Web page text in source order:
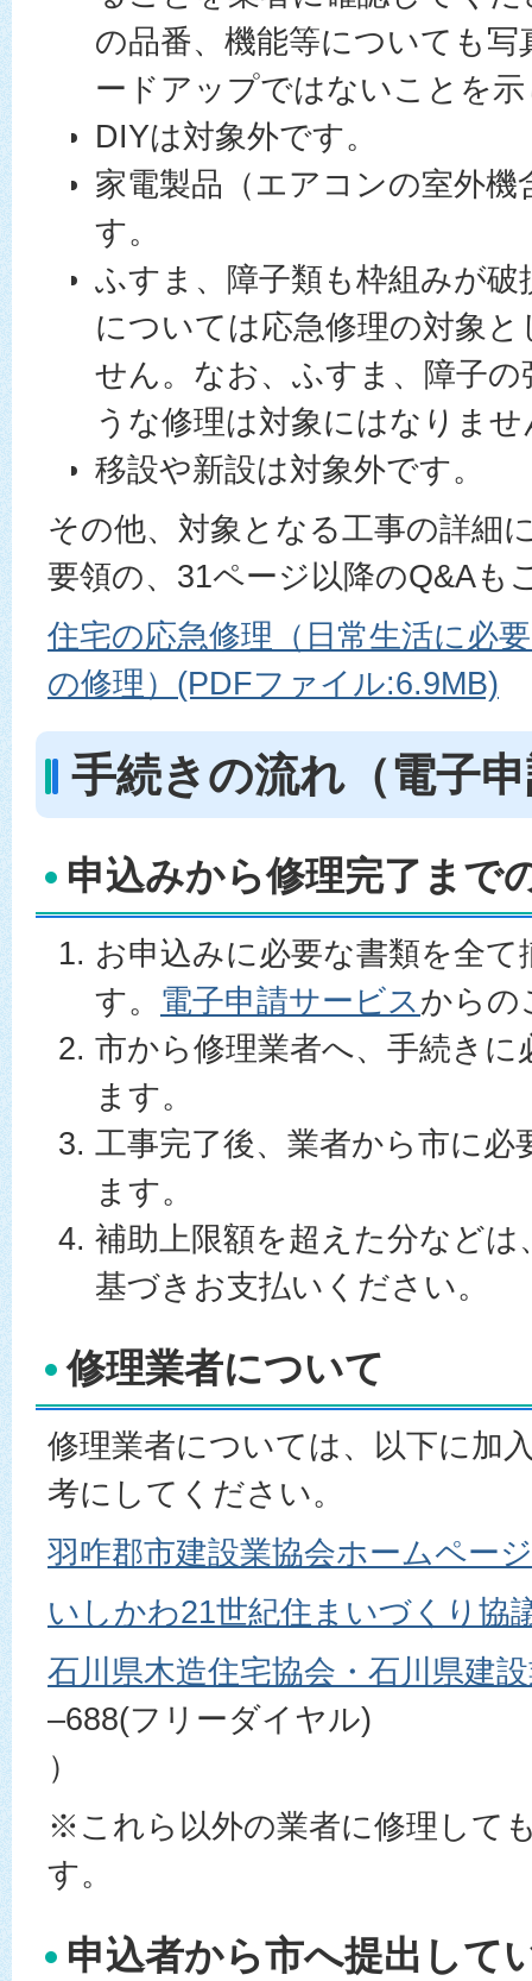
の品番、機能等についても
ードアップではないことを
DIYは対象外です。
家電製品（エアコンの室外機
す。
ふすま、障子類も枠組みが
については応急修理の対象
せん。なお、ふすま、障子
うな修理は対象にはなりませ
移設や新設は対象外です。
その他、対象となる工事の詳細
要領の、31ページ以降のQ&Aも
住宅の応急修理（日常生活に必
の修理）(PDFファイル:6.9MB)
手続きの流れ（電子
申込みから修理完了まで
お申込みに必要な書類を全
す。 電子申請サービスからの
市から修理業者へ、手続きに
ます。
工事完了後、業者から市に必
ます。
補助上限額を超えた分など
基づきお支払いください。
修理業者について
修理業者については、以下に加
考にしてください。
羽咋郡市建設業協会ホームページ
いしかわ21世紀住まいづくり協
石川県木造住宅協会・石川県建
–688(フリーダイヤル)
）
※これら以外の業者に修理して
す。
申込者から市へ提出して